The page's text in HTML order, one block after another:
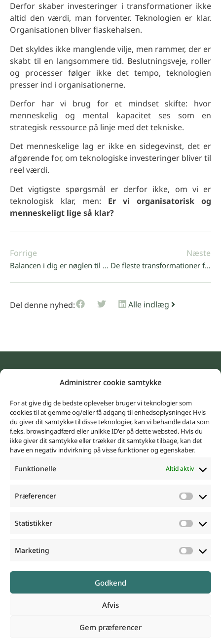
Administrer cookie samtykke
For at give dig de bedste oplevelser bruger vi teknologier som
cookies til at gemme og/eller få adgang til enhedsoplysninger. Hvis
du giver dit samtykke til disse teknologier, kan vi behandle data som
f.eks. browsingadfærd eller unikke ID'er på dette websted. Hvis du
ikke giver dit samtykke eller trækker dit samtykke tilbage, kan det
have en negativ indvirkning på visse funktioner og egenskaber.
Funktionelle Altid aktiv
Præferencer
Statistikker
Marketing
Godkend
Afvis
Gem præferencer
Derfor skaber investeringer i transformationer ikke
altid den værdi, man forventer. Teknologien er klar.
Organisationen bliver flaskehalsen.
Det skyldes ikke manglende vilje, men rammer, der er
skabt til en langsommere tid. Beslutningsveje, roller
og processer følger ikke det tempo, teknologien
presser ind i organisationerne.
Derfor har vi brug for et mindset skifte: hvor
menneskelig og mental kapacitet ses som en
strategisk ressource på linje med det tekniske.
Det menneskelige lag er ikke en sidegevinst, det er
afgørende for, om teknologiske investeringer bliver til
reel værdi.
Det vigtigste spørgsmål er derfor ikke, om vi er
teknologisk klar, men: Er vi organisatorisk og
menneskeligt lige så klar?
Forrige
Balancen i dig er nøglen til de transformationer, du skal lede
Næste
De fleste transformationer fejler ikke på strategi – men på retning
Del denne nyhed: Alle indlæg
Nøddehaven 49, 3500 Værløse
CVR-nr: 44261871
mdp@humanizeconsult.dk
Kontakt os
Blog
Certifikater og kvalitetsstempler
Copyright 2025 Humanize Consult - Alle rettigheder